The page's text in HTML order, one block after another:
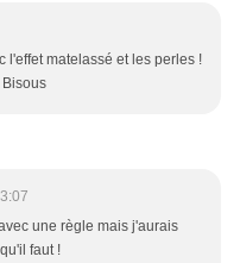
l'effet matelassé et les perles !
une règle mais j'aurais
faut !